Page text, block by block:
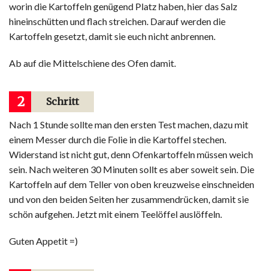
worin die Kartoffeln genügend Platz haben, hier das Salz
hineinschütten und flach streichen. Darauf werden die
Kartoffeln gesetzt, damit sie euch nicht anbrennen.
Ab auf die Mittelschiene des Ofen damit.
2 Schritt
Nach 1 Stunde sollte man den ersten Test machen, dazu mit
einem Messer durch die Folie in die Kartoffel stechen.
Widerstand ist nicht gut, denn Ofenkartoffeln müssen weich
sein. Nach weiteren 30 Minuten sollt es aber soweit sein. Die
Kartoffeln auf dem Teller von oben kreuzweise einschneiden
und von den beiden Seiten her zusammendrücken, damit sie
schön aufgehen. Jetzt mit einem Teelöffel auslöffeln.
Guten Appetit =)